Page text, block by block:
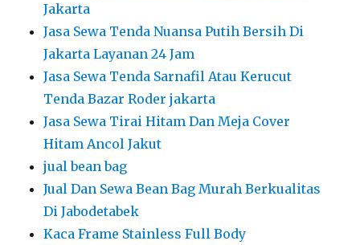
Jakarta
Jasa Sewa Tenda Nuansa Putih Bersih Di
Jakarta Layanan 24 Jam
Jasa Sewa Tenda Sarnafil Atau Kerucut
Tenda Bazar Roder jakarta
Jasa Sewa Tirai Hitam Dan Meja Cover
Hitam Ancol Jakut
jual bean bag
Jual Dan Sewa Bean Bag Murah Berkualitas
Di Jabodetabek
Kaca Frame Stainless Full Body